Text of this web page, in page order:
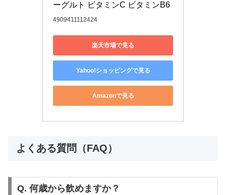
ーグルト ビタミンC ビタミンB6
4909411112424
楽天市場で見る
Yahoo!ショッピングで見る
Amazonで見る
よくある質問（FAQ）
Q. 何歳から飲めますか？